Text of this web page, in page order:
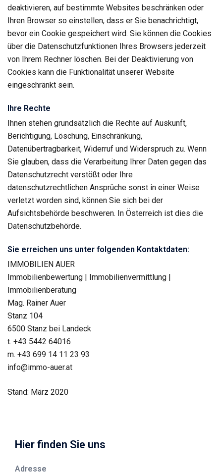
deaktivieren, auf bestimmte Websites beschränken oder
Ihren Browser so einstellen, dass er Sie benachrichtigt,
bevor ein Cookie gespeichert wird. Sie können die Cookies
über die Datenschutzfunktionen Ihres Browsers jederzeit
von Ihrem Rechner löschen. Bei der Deaktivierung von
Cookies kann die Funktionalität unserer Website
eingeschränkt sein.
Ihre Rechte
Ihnen stehen grundsätzlich die Rechte auf Auskunft,
Berichtigung, Löschung, Einschränkung,
Datenübertragbarkeit, Widerruf und Widerspruch zu. Wenn
Sie glauben, dass die Verarbeitung Ihrer Daten gegen das
Datenschutzrecht verstößt oder Ihre
datenschutzrechtlichen Ansprüche sonst in einer Weise
verletzt worden sind, können Sie sich bei der
Aufsichtsbehörde beschweren. In Österreich ist dies die
Datenschutzbehörde.
Sie erreichen uns unter folgenden Kontaktdaten:
IMMOBILIEN AUER
Immobilienbewertung | Immobilienvermittlung |
Immobilienberatung
Mag. Rainer Auer
Stanz 104
6500 Stanz bei Landeck
t. +43 5442 64016
m. +43 699 14 11 23 93
info@immo-auer.at
Stand: März 2020
Hier finden Sie uns
Adresse